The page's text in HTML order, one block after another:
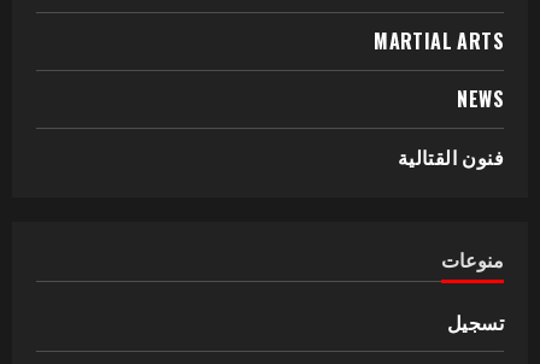
MARTIAL ARTS
NEWS
فنون القتالية
منوعات
تسجيل